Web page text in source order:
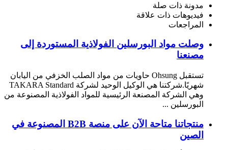
مدونة ذات صلة
فيديوهات ذات علاقة
المراجعات
وصلت مواد البورسلين الفولاذية المستوردة إلى
مصنعنا
تستقبل Ohsung حاويات من مواد الصلب الخزفي من اليابان
شهريًا.شركتنا هي الوكيل الوحيد لشركة TAKARA Standard
وهي الشركة المصنعة الرئيسية للمواد الفولاذية المصنوعة من
البورسلين ...
منتجاتنا متاحة الآن على منصة B2B المصنوعة في
الصين